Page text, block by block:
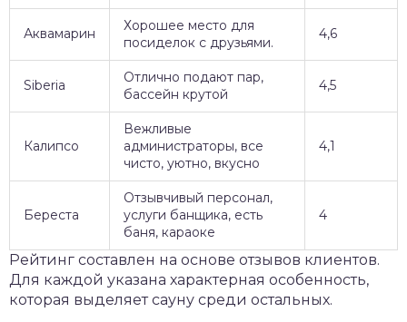
Аквамарин
Хорошее место для
посиделок с друзьями.
4,6
Siberia
Отлично подают пар,
бассейн крутой
4,5
Калипсо
Вежливые
администраторы, все
чисто, уютно, вкусно
4,1
Береста
Отзывчивый персонал,
услуги банщика, есть
баня, караоке
4
Рейтинг составлен на основе отзывов клиентов.
Для каждой указана характерная особенность,
которая выделяет сауну среди остальных.